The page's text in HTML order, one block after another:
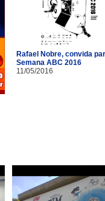
Rafael Nobre, convida
Semana ABC 2016
11/05/2016